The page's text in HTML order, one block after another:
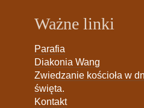
Ważne linki
Parafia
Diakonia Wang
Zwiedzanie kościoła w
święta.
Kontakt